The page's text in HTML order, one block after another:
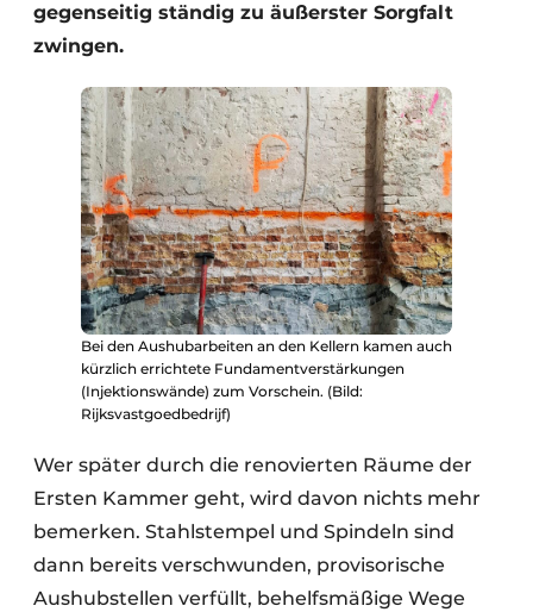
gegenseitig ständig zu äußerster Sorgfalt
zwingen.
Bei den Aushubarbeiten an den Kellern kamen auch
kürzlich errichtete Fundamentverstärkungen
(Injektionswände) zum Vorschein. (Bild:
Rijksvastgoedbedrijf)
Wer später durch die renovierten Räume der
Ersten Kammer geht, wird davon nichts mehr
bemerken. Stahlstempel und Spindeln sind
dann bereits verschwunden, provisorische
Aushubstellen verfüllt, behelfsmäßige Wege